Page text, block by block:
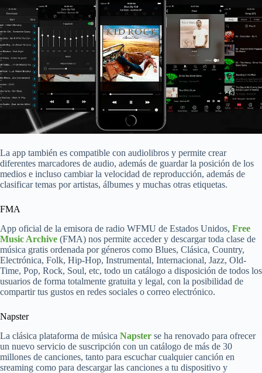
La app también es compatible con audiolibros y permite crear
diferentes marcadores de audio, además de guardar la posición de los
medios e incluso cambiar la velocidad de reproducción, además de
clasificar temas por artistas, álbumes y muchas otras etiquetas.
FMA
App oficial de la emisora de radio WFMU de Estados Unidos, Free
Music Archive (FMA) nos permite acceder y descargar toda clase de
música gratis ordenada por géneros como Blues, Clásica, Country,
Electrónica, Folk, Hip-Hop, Instrumental, Internacional, Jazz, Old-
Time, Pop, Rock, Soul, etc, todo un catálogo a disposición de todos los
usuarios de forma totalmente gratuita y legal, con la posibilidad de
compartir tus gustos en redes sociales o correo electrónico.
Napster
La clásica plataforma de música Napster se ha renovado para ofrecer
un nuevo servicio de suscripción con un catálogo de más de 30
millones de canciones, tanto para escuchar cualquier canción en
sreaming como para descargar las canciones a tu dispositivo y